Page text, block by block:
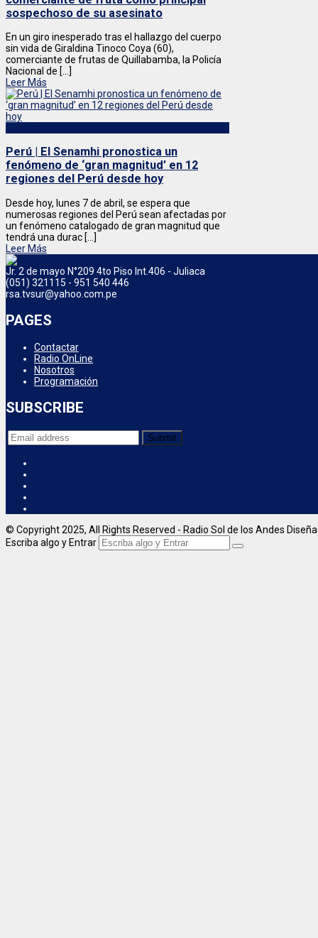
sospechoso de su asesinato
En un giro inesperado tras el hallazgo del cuerpo
sin vida de Giraldina Tinoco Coya (60),
comerciante de frutas de Quillabamba, la Policía
Nacional de [...]
Leer Más
Perú | El Senamhi pronostica un
fenómeno de ‘gran magnitud’ en 12
regiones del Perú desde hoy
Desde hoy, lunes 7 de abril, se espera que
numerosas regiones del Perú sean afectadas por
un fenómeno catalogado de gran magnitud que
tendrá una durac [...]
Leer Más
Jr. 2 de mayo N°209 4to Piso Int.406 - Juliaca
(051) 321115 - 951 540 446
rsa.tvsur@yahoo.com.pe
PAGES
Contactar
Radio OnLine
Nosotros
Programación
SUBSCRIBE
© Copyright 2025, All Rights Reserved - Radio Sol de los Andes
Escriba algo y Entrar